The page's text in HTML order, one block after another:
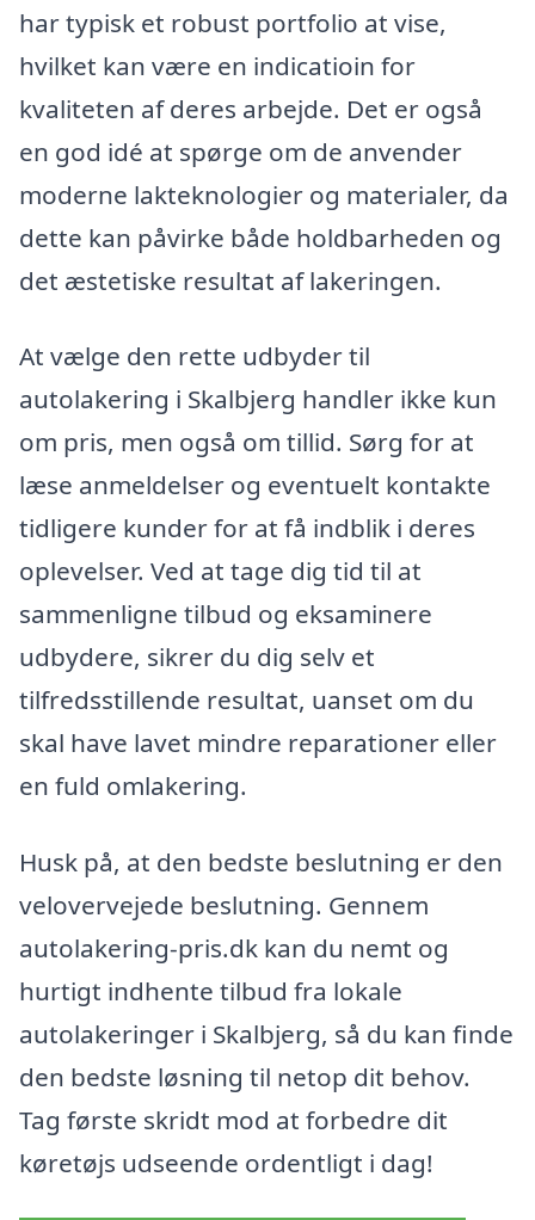
har typisk et robust portfolio at vise,
hvilket kan være en indicatioin for
kvaliteten af deres arbejde. Det er også
en god idé at spørge om de anvender
moderne lakteknologier og materialer, da
dette kan påvirke både holdbarheden og
det æstetiske resultat af lakeringen.
At vælge den rette udbyder til
autolakering i Skalbjerg handler ikke kun
om pris, men også om tillid. Sørg for at
læse anmeldelser og eventuelt kontakte
tidligere kunder for at få indblik i deres
oplevelser. Ved at tage dig tid til at
sammenligne tilbud og eksaminere
udbydere, sikrer du dig selv et
tilfredsstillende resultat, uanset om du
skal have lavet mindre reparationer eller
en fuld omlakering.
Husk på, at den bedste beslutning er den
velovervejede beslutning. Gennem
autolakering-pris.dk kan du nemt og
hurtigt indhente tilbud fra lokale
autolakeringer i Skalbjerg, så du kan finde
den bedste løsning til netop dit behov.
Tag første skridt mod at forbedre dit
køretøjs udseende ordentligt i dag!